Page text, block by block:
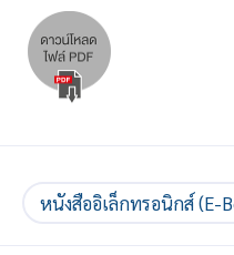
หนังสืออิเล็กทรอนิกส์ (E-